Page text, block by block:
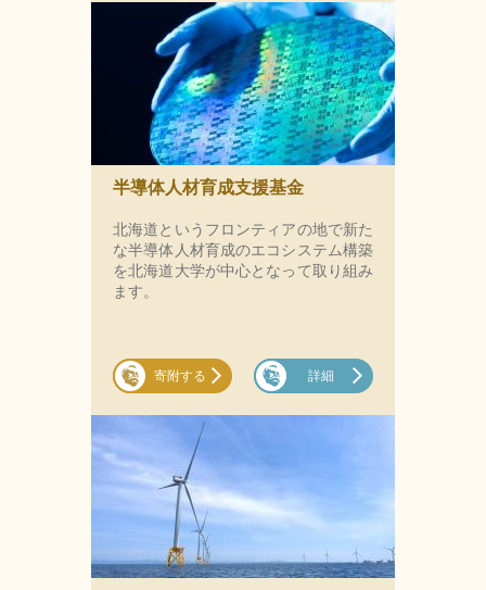
半導体人材育成支援基金
北海道というフロンティアの地で新た
な半導体人材育成のエコシステム構築
を北海道大学が中心となって取り組み
ます。
寄附する 詳細